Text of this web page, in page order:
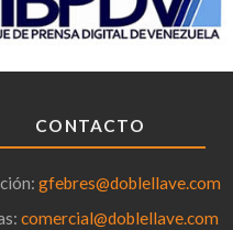
CONTACTO
gfebres@doblellave.com
comercial@doblellave.com